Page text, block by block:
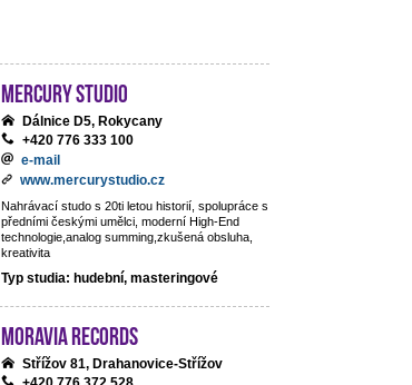
Mercury studio
Dálnice D5, Rokycany
+420 776 333 100
e-mail
www.mercurystudio.cz
Nahrávací studo s 20ti letou historií, spolupráce s
předními českými umělci, moderní High-End
technologie,analog summing,zkušená obsluha,
kreativita
Typ studia: hudební, masteringové
Moravia Records
Střížov 81, Drahanovice-Střížov